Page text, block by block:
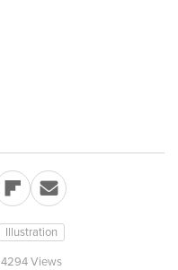
Illustration
4294 Views